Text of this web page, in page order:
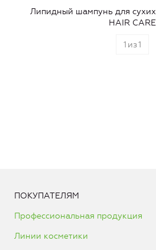
Липидный шампунь для
HAIR CARE
1 из1
ПОКУПАТЕЛЯМ
Профессиональная продукция
Линии косметики